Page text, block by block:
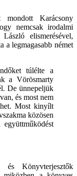
mondott Karácsony
nemcsak irodalmi
elismerésével,
a legmagasabb német
túlélte a
a Vörösmarty
De ünnepeljük
és most nem
Most kinyílt
közösen
Könyvterjesztők